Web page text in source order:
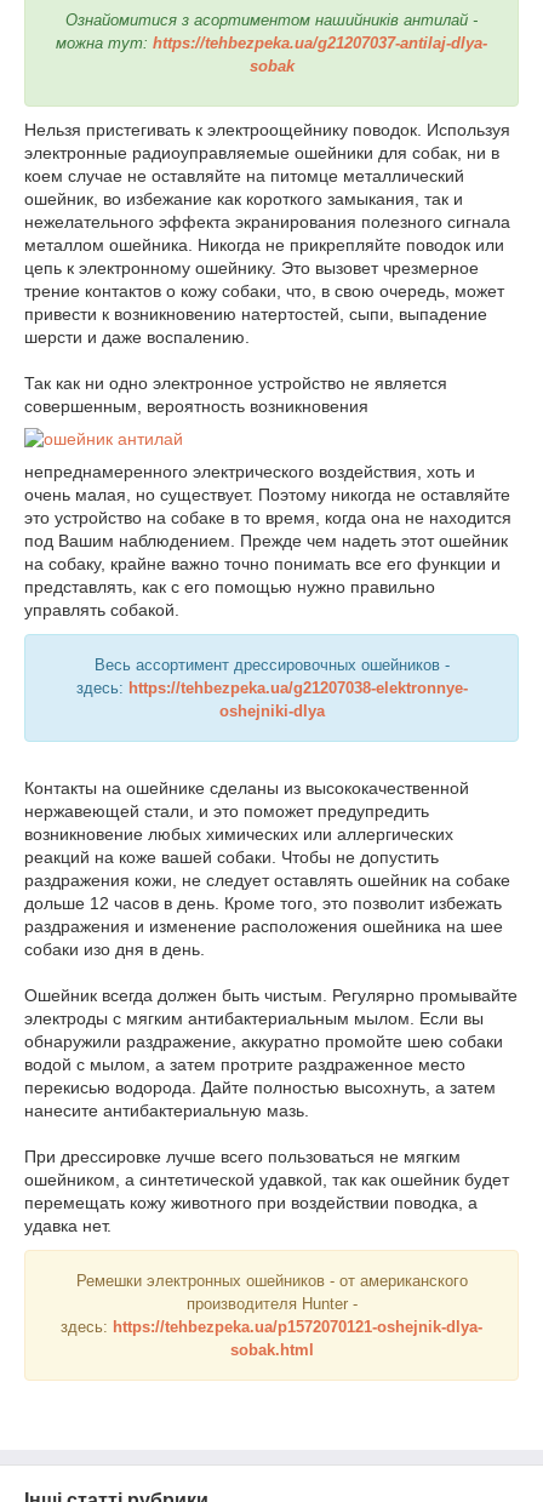
Ознайомитися з асортиментом нашийників антилай -
можна тут: https://tehbezpeka.ua/g21207037-antilaj-dlya-
sobak
Нельзя пристегивать к электроощейнику поводок. Используя
электронные радиоуправляемые ошейники для собак, ни в
коем случае не оставляйте на питомце металлический
ошейник, во избежание как короткого замыкания, так и
нежелательного эффекта экранирования полезного сигнала
металлом ошейника. Никогда не прикрепляйте поводок или
цепь к электронному ошейнику. Это вызовет чрезмерное
трение контактов о кожу собаки, что, в свою очередь, может
привести к возникновению натертостей, сыпи, выпадение
шерсти и даже воспалению.
Так как ни одно электронное устройство не является
совершенным, вероятность возникновения
непреднамеренного электрического воздействия, хоть и
очень малая, но существует. Поэтому никогда не оставляйте
это устройство на собаке в то время, когда она не находится
под Вашим наблюдением. Прежде чем надеть этот ошейник
на собаку, крайне важно точно понимать все его функции и
представлять, как с его помощью нужно правильно
управлять собакой.
Весь ассортимент дрессировочных ошейников -
здесь: https://tehbezpeka.ua/g21207038-elektronnye-
oshejniki-dlya
Контакты на ошейнике сделаны из высококачественной
нержавеющей стали, и это поможет предупредить
возникновение любых химических или аллергических
реакций на коже вашей собаки. Чтобы не допустить
раздражения кожи, не следует оставлять ошейник на собаке
дольше 12 часов в день. Кроме того, это позволит избежать
раздражения и изменение расположения ошейника на шее
собаки изо дня в день.
Ошейник всегда должен быть чистым. Регулярно промывайте
электроды с мягким антибактериальным мылом. Если вы
обнаружили раздражение, аккуратно промойте шею собаки
водой с мылом, а затем протрите раздраженное место
перекисью водорода. Дайте полностью высохнуть, а затем
нанесите антибактериальную мазь.
При дрессировке лучше всего пользоваться не мягким
ошейником, а синтетической удавкой, так как ошейник будет
перемещать кожу животного при воздействии поводка, а
удавка нет.
Ремешки электронных ошейников - от американского
производителя Hunter -
здесь: https://tehbezpeka.ua/p1572070121-oshejnik-dlya-
sobak.html